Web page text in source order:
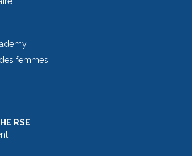
femmes
RSE